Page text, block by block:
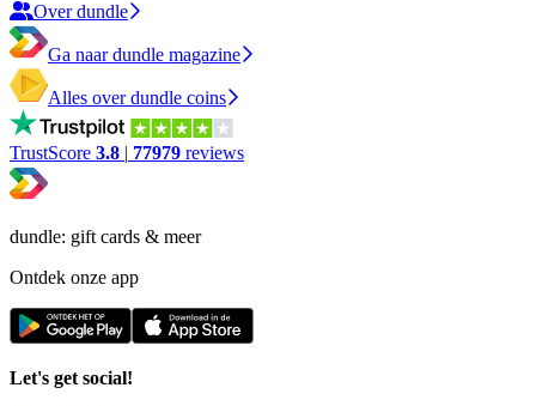
Over dundle
Ga naar dundle magazine
Alles over dundle coins
TrustScore 3.8 | 77979 reviews
dundle: gift cards & meer
Ontdek onze app
Let's get social!